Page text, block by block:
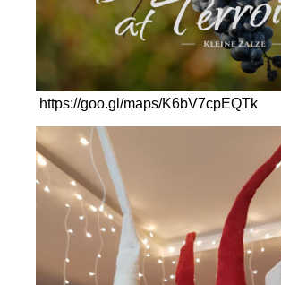
https://goo.gl/maps/K6bV7cpEQTk